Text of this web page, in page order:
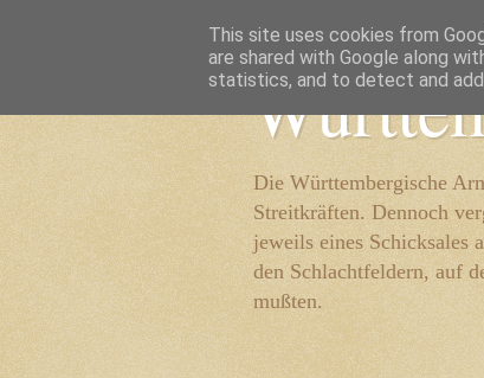
Die Württembergische
Streitkräften. Dennoch
jeweils eines Schicksales
den Schlachtfeldern, auf
mußten.
This site uses cookies from
are shared with Google along
statistics, and to detect and